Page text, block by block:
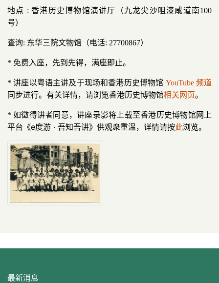
地点 : 香港历史博物馆演讲厅（九龙尖沙咀漆咸道南100
号）
查询: 东华三院文物馆（电话: 27700867）
* 免费入座，先到先得，满座即止。
* 讲座以粤语主讲及于现场和香港历史博物馆 YouTube 频道
同步进行。有关详情，请浏览香港历史博物馆相关网页。
*如徵得讲者同意，讲座录影将上载至香港历史博物馆网上
平台《e度游 · 吾知吾讲》供观衆重温，详情请按此浏览。
最新消息